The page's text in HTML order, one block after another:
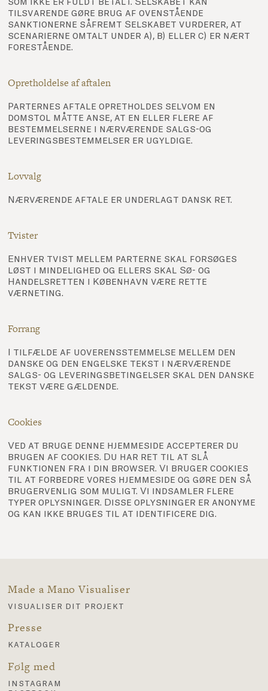
som ikke er fuldt betalt. Selskabet kan
tilsvarende gøre brug af ovenstående
sanktionerne såfremt Selskabet vurderer, at
scenarierne omtalt under a), b) eller c) er nært
forestående.
Opretholdelse af aftalen
Parternes aftale opretholdes selvom en
domstol måtte anse, at en eller flere af
bestemmelserne i nærværende salgs-og
leveringsbestemmelser er ugyldige.
Lovvalg
Nærværende aftale er underlagt dansk ret.
Tvister
Enhver tvist mellem parterne skal forsøges
løst i mindelighed og ellers skal Sø- og
Handelsretten i København være rette
værneting.
Forrang
I tilfælde af uoverensstemmelse mellem den
danske og den engelske tekst i nærværende
salgs- og leveringsbetingelser skal den danske
tekst være gældende.
Cookies
Ved at bruge denne hjemmeside accepterer du
brugen af ​​cookies. Du har ret til at slå
funktionen fra i din browser. Vi bruger cookies
til at forbedre vores hjemmeside og gøre den så
brugervenlig som muligt. Vi indsamler flere
typer oplysninger. Disse oplysninger er anonyme
og kan ikke bruges til at identificere dig.
Made a Mano Visualiser
visualiser dit projekt
Presse
kataloger
Følg med
instagram